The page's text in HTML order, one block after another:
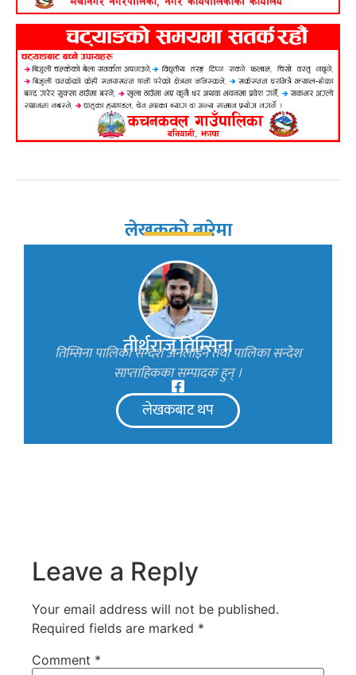
लेखकको बारेमा
तीर्थराज तिम्सिना
तिम्सिना पालिका सन्देश अनलाइन तथा पालिका सन्देश
साप्ताहिकका सम्पादक हुन् ।
लेखकबाट थप
Leave a Reply
Your email address will not be published.
Required fields are marked *
Comment *